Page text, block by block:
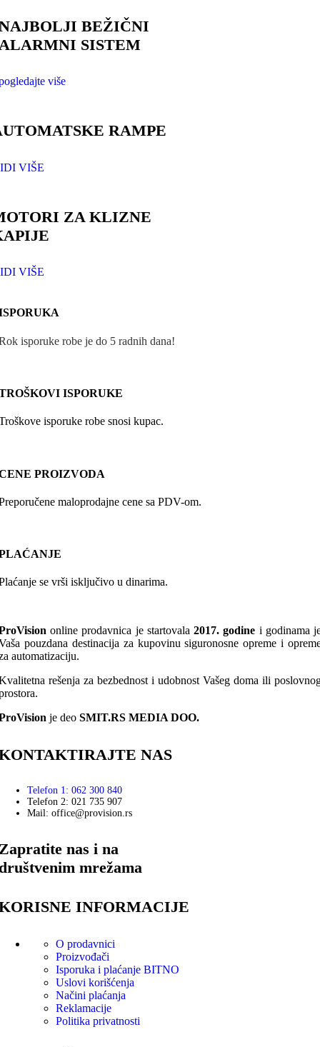
BEŽIČNI
SISTEM
više
RAMPE
VIŠE
ZA KLIZNE
VIŠE
isporuke robe je do 5 radnih dana!
ISPORUKE
isporuke robe snosi kupac.
PROIZVODA
maloprodajne cene sa PDV-om.
se vrši isključivo u dinarima.
online prodavnica je startovala2017. godine i godinama
pouzdana destinacija za kupovinu siguronosne opreme i
automatizaciju.
rešenja za bezbednost i udobnost Vašeg doma ili
je deo SMIT.RS MEDIA DOO.
NAS
Telefon 1: 062 300 840
Telefon 2: 021 735 907
Mail: office@provision.rs
nas i na
mrežama
INFORMACIJE
O prodavnici
Proizvođači
Isporuka i plaćanje BITNO
Uslovi korišćenja
Načini plaćanja
Reklamacije
Politika privatnosti